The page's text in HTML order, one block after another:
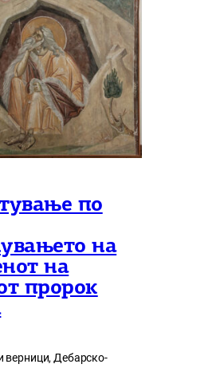
по
на
на
пророк
верници, Дебарско-